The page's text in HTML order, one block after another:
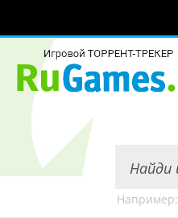
Например: